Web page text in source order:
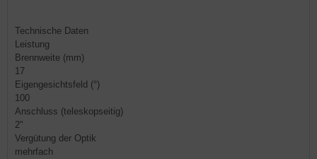
Technische Daten
Leistung
Brennweite (mm)
17
Eigengesichtsfeld (°)
100
Anschluss (teleskopseitig)
2"
Vergütung der Optik
mehrfach